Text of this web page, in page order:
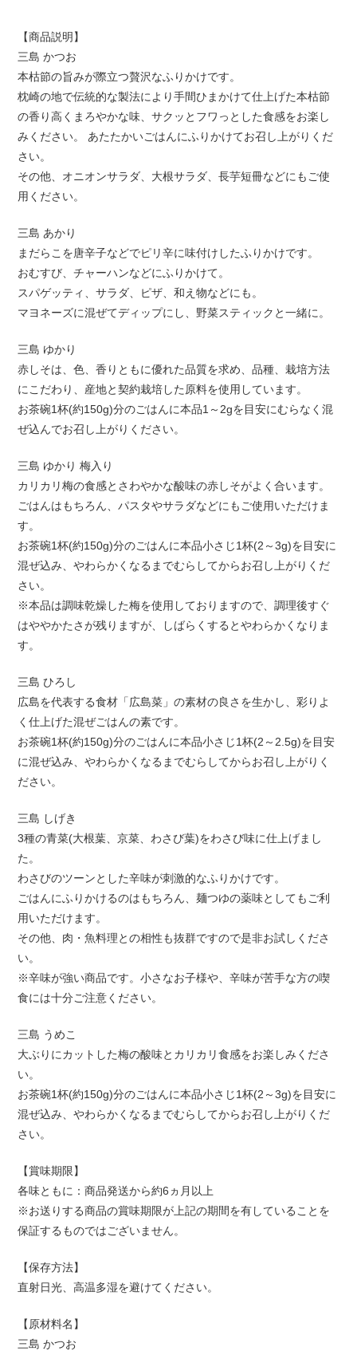
【商品説明】
三島 かつお
本枯節の旨みが際立つ贅沢なふりかけです。
枕崎の地で伝統的な製法により手間ひまかけて仕上げた本枯節
の香り高くまろやかな味、サクッとフワっとした食感をお楽し
みください。 あたたかいごはんにふりかけてお召し上がりくだ
さい。
その他、オニオンサラダ、大根サラダ、長芋短冊などにもご使
用ください。
三島 あかり
まだらこを唐辛子などでピリ辛に味付けしたふりかけです。
おむすび、チャーハンなどにふりかけて。
スパゲッティ、サラダ、ピザ、和え物などにも。
マヨネーズに混ぜてディップにし、野菜スティックと一緒に。
三島 ゆかり
赤しそは、色、香りともに優れた品質を求め、品種、栽培方法
にこだわり、産地と契約栽培した原料を使用しています。
お茶碗1杯(約150g)分のごはんに本品1～2gを目安にむらなく混
ぜ込んでお召し上がりください。
三島 ゆかり 梅入り
カリカリ梅の食感とさわやかな酸味の赤しそがよく合います。
ごはんはもちろん、パスタやサラダなどにもご使用いただけま
す。
お茶碗1杯(約150g)分のごはんに本品小さじ1杯(2～3g)を目安に
混ぜ込み、やわらかくなるまでむらしてからお召し上がりくだ
さい。
※本品は調味乾燥した梅を使用しておりますので、調理後すぐ
はややかたさが残りますが、しばらくするとやわらかくなりま
す。
三島 ひろし
広島を代表する食材「広島菜」の素材の良さを生かし、彩りよ
く仕上げた混ぜごはんの素です。
お茶碗1杯(約150g)分のごはんに本品小さじ1杯(2～2.5g)を目安
に混ぜ込み、やわらかくなるまでむらしてからお召し上がりく
ださい。
三島 しげき
3種の青菜(大根葉、京菜、わさび葉)をわさび味に仕上げまし
た。
わさびのツーンとした辛味が刺激的なふりかけです。
ごはんにふりかけるのはもちろん、麺つゆの薬味としてもご利
用いただけます。
その他、肉・魚料理との相性も抜群ですので是非お試しくださ
い。
※辛味が強い商品です。小さなお子様や、辛味が苦手な方の喫
食には十分ご注意ください。
三島 うめこ
大ぶりにカットした梅の酸味とカリカリ食感をお楽しみくださ
い。
お茶碗1杯(約150g)分のごはんに本品小さじ1杯(2～3g)を目安に
混ぜ込み、やわらかくなるまでむらしてからお召し上がりくだ
さい。
【賞味期限】
各味ともに：商品発送から約6ヵ月以上
※お送りする商品の賞味期限が上記の期間を有していることを
保証するものではございません。
【保存方法】
直射日光、高温多湿を避けてください。
【原材料名】
三島 かつお